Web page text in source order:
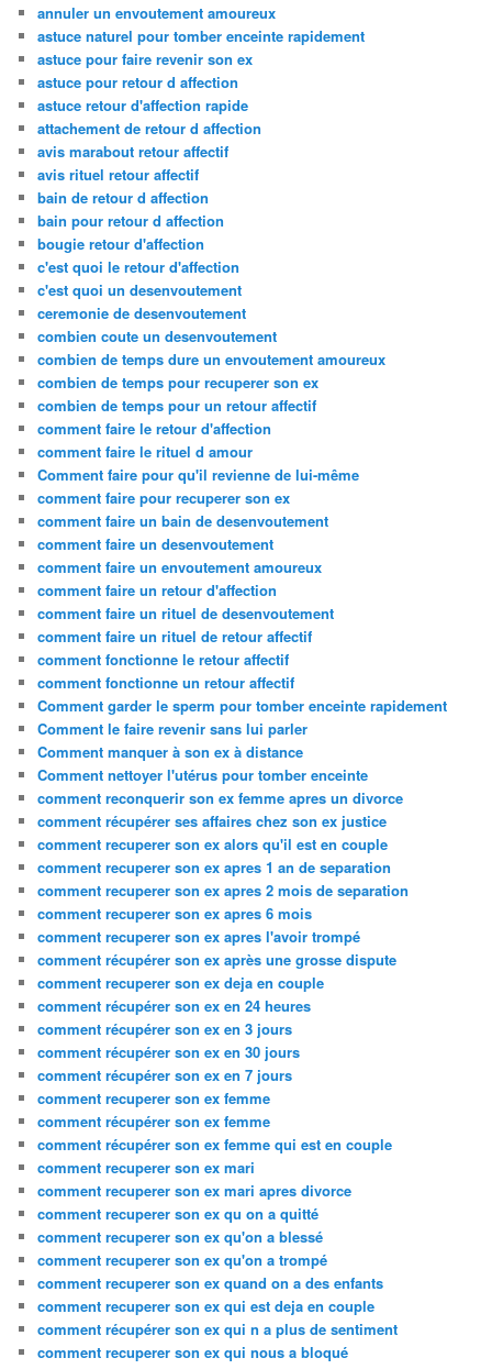
annuler un envoutement amoureux
astuce naturel pour tomber enceinte rapidement
astuce pour faire revenir son ex
astuce pour retour d affection
astuce retour d'affection rapide
attachement de retour d affection
avis marabout retour affectif
avis rituel retour affectif
bain de retour d affection
bain pour retour d affection
bougie retour d'affection
c'est quoi le retour d'affection
c'est quoi un desenvoutement
ceremonie de desenvoutement
combien coute un desenvoutement
combien de temps dure un envoutement amoureux
combien de temps pour recuperer son ex
combien de temps pour un retour affectif
comment faire le retour d'affection
comment faire le rituel d amour
Comment faire pour qu'il revienne de lui-même
comment faire pour recuperer son ex
comment faire un bain de desenvoutement
comment faire un desenvoutement
comment faire un envoutement amoureux
comment faire un retour d'affection
comment faire un rituel de desenvoutement
comment faire un rituel de retour affectif
comment fonctionne le retour affectif
comment fonctionne un retour affectif
Comment garder le sperm pour tomber enceinte rapidement
Comment le faire revenir sans lui parler
Comment manquer à son ex à distance
Comment nettoyer l'utérus pour tomber enceinte
comment reconquerir son ex femme apres un divorce
comment récupérer ses affaires chez son ex justice
comment recuperer son ex alors qu'il est en couple
comment recuperer son ex apres 1 an de separation
comment recuperer son ex apres 2 mois de separation
comment recuperer son ex apres 6 mois
comment recuperer son ex apres l'avoir trompé
comment récupérer son ex après une grosse dispute
comment recuperer son ex deja en couple
comment récupérer son ex en 24 heures
comment récupérer son ex en 3 jours
comment récupérer son ex en 30 jours
comment récupérer son ex en 7 jours
comment recuperer son ex femme
comment récupérer son ex femme
comment récupérer son ex femme qui est en couple
comment recuperer son ex mari
comment recuperer son ex mari apres divorce
comment recuperer son ex qu on a quitté
comment recuperer son ex qu'on a blessé
comment recuperer son ex qu'on a trompé
comment recuperer son ex quand on a des enfants
comment recuperer son ex qui est deja en couple
comment récupérer son ex qui n a plus de sentiment
comment recuperer son ex qui nous a bloqué